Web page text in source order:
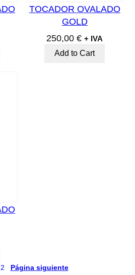
TOCADOR OVALADO
GOLD
250,00€ + IVA
Add to Cart
2 Página siguiente